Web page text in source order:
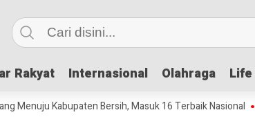
Rakyat Internasional Olahraga
Rakyat Internasional Olahraga
Bersih, Masuk 16 Terbaik Nasional IPP